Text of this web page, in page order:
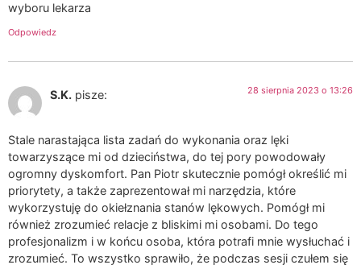
wyboru lekarza
Odpowiedz
S.K. pisze: 28 sierpnia 2023 o 13:26
Stale narastająca lista zadań do wykonania oraz lęki
towarzyszące mi od dzieciństwa, do tej pory powodowały
ogromny dyskomfort. Pan Piotr skutecznie pomógł określić mi
priorytety, a także zaprezentował mi narzędzia, które
wykorzystuję do okiełznania stanów lękowych. Pomógł mi
również zrozumieć relacje z bliskimi mi osobami. Do tego
profesjonalizm i w końcu osoba, która potrafi mnie wysłuchać i
zrozumieć. To wszystko sprawiło, że podczas sesji czułem się